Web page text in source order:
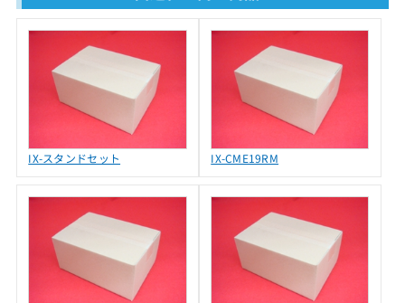
IX-スタンドセット IX-CME19RM